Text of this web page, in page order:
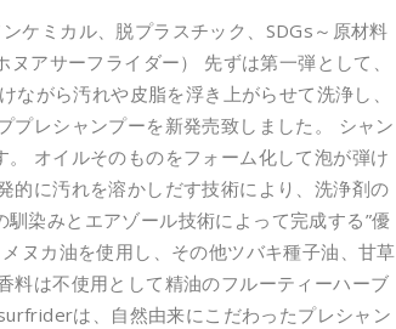
ケミカル、脱プラスチック、SDGs～原材料
アサーフライダー） 先ずは第一弾として、
がら汚れや皮脂を浮き上がらせて洗浄し、
プレシャンプーを新発売致しました。 シャン
オイルそのものをフォーム化して泡が弾け
的に汚れを溶かしだす技術により、洗浄剤の
染みとエアゾール技術によって完成する”優
ヌカ油を使用し、その他ツバキ種子油、甘草
料は不使用として精油のフルーティーハーブ
は、自然由来にこだわったプレシャン